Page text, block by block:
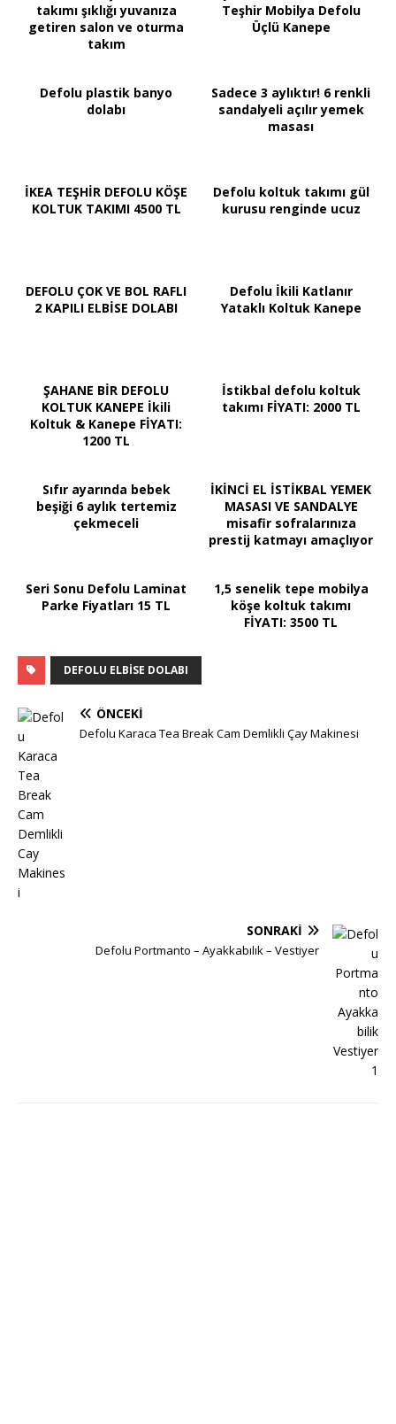
takımı şıklığı yuvanıza
getiren salon ve oturma
takım
Teşhir Mobilya Defolu
Üçlü Kanepe
Defolu plastik banyo
dolabı
Sadece 3 aylıktır! 6 renkli
sandalyeli açılır yemek
masası
İKEA TEŞHİR DEFOLU KÖŞE
KOLTUK TAKIMI 4500 TL
Defolu koltuk takımı gül
kurusu renginde ucuz
DEFOLU ÇOK VE BOL RAFLI
2 KAPILI ELBİSE DOLABI
Defolu İkili Katlanır
Yataklı Koltuk Kanepe
ŞAHANE BİR DEFOLU
KOLTUK KANEPE İkili
Koltuk & Kanepe FİYATI:
1200 TL
İstikbal defolu koltuk
takımı FİYATI: 2000 TL
Sıfır ayarında bebek
beşiği 6 aylık tertemiz
çekmeceli
İKİNCİ EL İSTİKBAL YEMEK
MASASI VE SANDALYE
misafir sofralarınıza
prestij katmayı amaçlıyor
Seri Sonu Defolu Laminat
Parke Fiyatları 15 TL
1,5 senelik tepe mobilya
köşe koltuk takımı
FİYATI: 3500 TL
DEFOLU ELBISE DOLABI
ÖNCEKI
Defolu Karaca Tea Break Cam Demlikli Çay Makinesi
SONRAKI
Defolu Portmanto – Ayakkabılık – Vestiyer